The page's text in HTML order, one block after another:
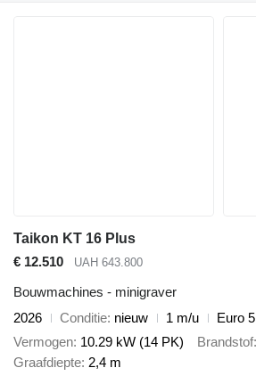
Taikon KT 16 Plus
€ 12.510
UAH 643.800
Bouwmachines - minigraver
2026
Conditie nieuw 1 m/u
Euro 5
Vermogen 10.29 kW (14 PK) Brandstof
Graafdiepte 2,4 m